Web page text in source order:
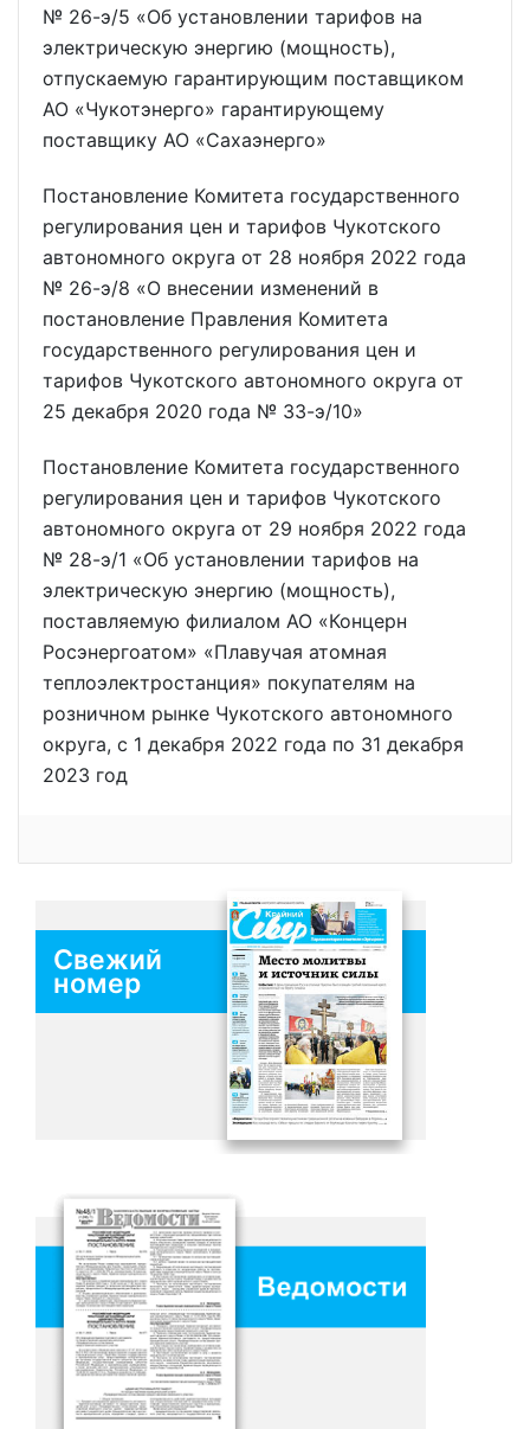
№ 26-э/5 «Об установлении тарифов на
электрическую энергию (мощность),
отпускаемую гарантирующим поставщиком
АО «Чукотэнерго» гарантирующему
поставщику АО «Сахаэнерго»
Постановление Комитета государственного
регулирования цен и тарифов Чукотского
автономного округа от 28 ноября 2022 года
№ 26-э/8 «О внесении изменений в
постановление Правления Комитета
государственного регулирования цен и
тарифов Чукотского автономного округа от
25 декабря 2020 года № 33-э/10»
Постановление Комитета государственного
регулирования цен и тарифов Чукотского
автономного округа от 29 ноября 2022 года
№ 28-э/1 «Об установлении тарифов на
электрическую энергию (мощность),
поставляемую филиалом АО «Концерн
Росэнергоатом» «Плавучая атомная
теплоэлектростанция» покупателям на
розничном рынке Чукотского автономного
округа, с 1 декабря 2022 года по 31 декабря
2023 год
Свежий
номер